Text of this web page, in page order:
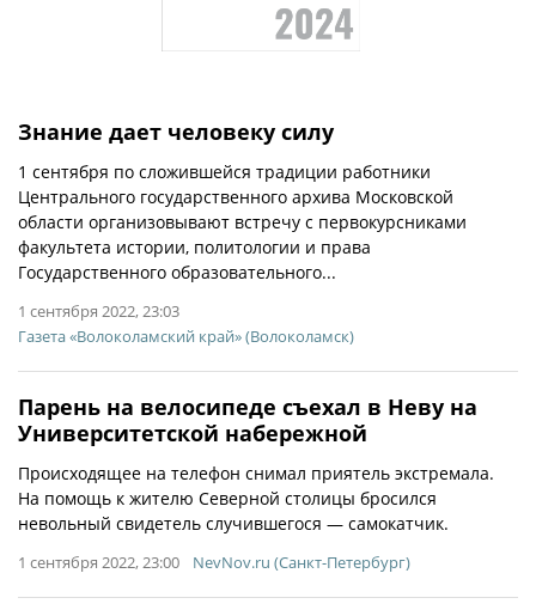
Знание дает человеку силу
1 сентября по сложившейся традиции работники
Центрального государственного архива Московской
области организовывают встречу с первокурсниками
факультета истории, политологии и права
Государственного образовательного...
1 сентября 2022, 23:03
Газета «Волоколамский край» (Волоколамск)
Парень на велосипеде съехал в Неву на
Университетской набережной
Происходящее на телефон снимал приятель экстремала.
На помощь к жителю Северной столицы бросился
невольный свидетель случившегося — самокатчик.
1 сентября 2022, 23:00 NevNov.ru (Санкт-Петербург)